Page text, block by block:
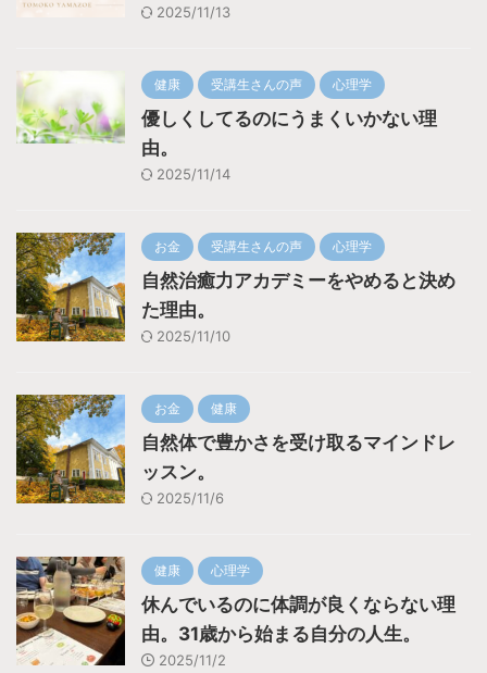
2025/11/13
健康 受講生さんの声 心理学
優しくしてるのにうまくいかない理
由。
2025/11/14
お金 受講生さんの声 心理学
自然治癒力アカデミーをやめると決め
た理由。
2025/11/10
お金 健康
自然体で豊かさを受け取るマインドレ
ッスン。
2025/11/6
健康 心理学
休んでいるのに体調が良くならない理
由。31歳から始まる自分の人生。
2025/11/2